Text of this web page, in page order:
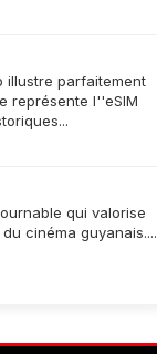
illustre parfaitement
représente l''eSIM
qui valorise
cinéma guyanais....